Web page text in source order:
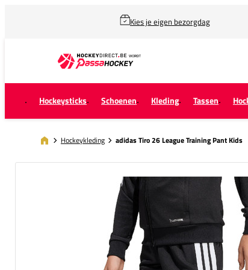
Kies je eigen bezorgdag
Hockeysticks Schoenen Kleding Tassen
Hockeykleding adidas Tiro 26 League Training Pant Kids